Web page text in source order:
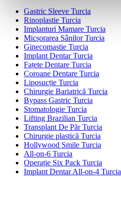
Gastric Sleeve Turcia
Rinoplastie Turcia
Implanturi Mamare Turcia
Micșorarea Sânilor Turcia
Ginecomastie Turcia
Implant Dentar Turcia
Fațete Dentare Turcia
Coroane Dentare Turcia
Liposucție Turcia
Chirurgie Bariatrică Turcia
Bypass Gastric Turcia
Stomatologie Turcia
Lifting Brazilian Turcia
Transplant De Păr Turcia
Chirurgie plastică Turcia
Hollywood Smile Turcia
All-on-6 Turcia
Operație Six Pack Turcia
Implant Dentar All-on-4 Turcia